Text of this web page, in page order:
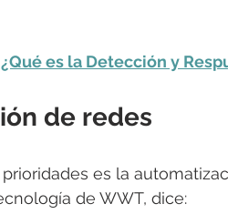
¿Qué es la Detección y
de redes
es la
de WWT, dice: